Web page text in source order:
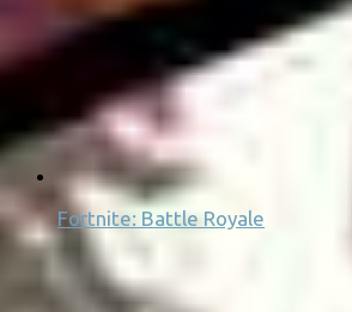
Fortnite: Battle Royale